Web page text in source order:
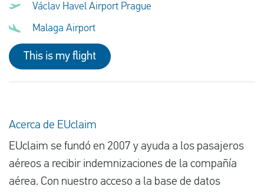
Václav Havel Airport Prague
Malaga Airport
This is my flight
Acerca de EUclaim
EUclaim se fundó en 2007 y ayuda a los pasajeros
aéreos a recibir indemnizaciones de la compañía
aérea. Con nuestro acceso a la base de datos